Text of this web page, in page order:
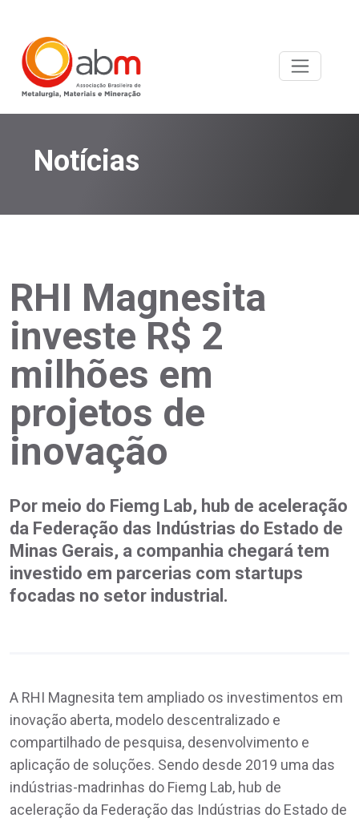
Notícias
RHI Magnesita
investe R$ 2
milhões em
projetos de
inovação
Por meio do Fiemg Lab, hub de aceleração
da Federação das Indústrias do Estado de
Minas Gerais, a companhia chegará tem
investido em parcerias com startups
focadas no setor industrial.
A RHI Magnesita tem ampliado os investimentos em
inovação aberta, modelo descentralizado e
compartilhado de pesquisa, desenvolvimento e
aplicação de soluções. Sendo desde 2019 uma das
indústrias-madrinhas do Fiemg Lab, hub de
aceleração da Federação das Indústrias do Estado de